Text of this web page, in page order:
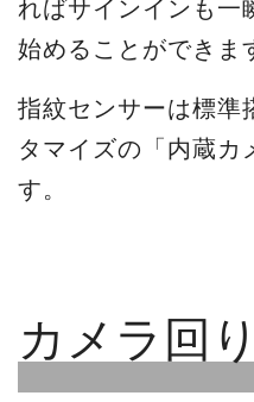
ればサインインも一
始めることができま
指紋センサーは標準
タマイズの「内蔵カ
す。
カメラ回り